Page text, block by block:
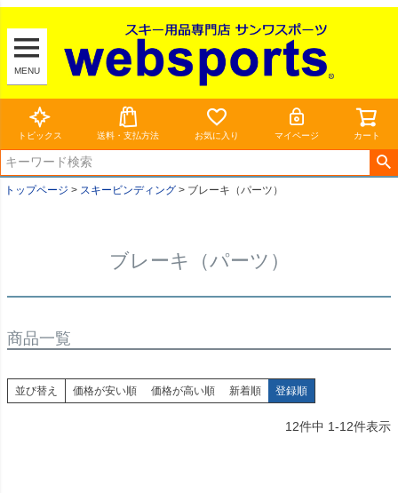
MENU
トピックス 送料・支払方法 お気に入り マイページ カート
トップページ スキービンディング ブレーキ（パーツ）
ブレーキ（パーツ）
商品一覧
並び替え 価格が安い順 価格が高い順 新着順 登録順
12件中 1-12件表示